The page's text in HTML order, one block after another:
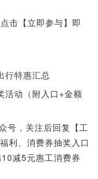
击【立即参与】即
行特惠汇总
活动（附入口+金额
号，关注后回复【工
利、消费券抽奖入口
减5元惠工消费券